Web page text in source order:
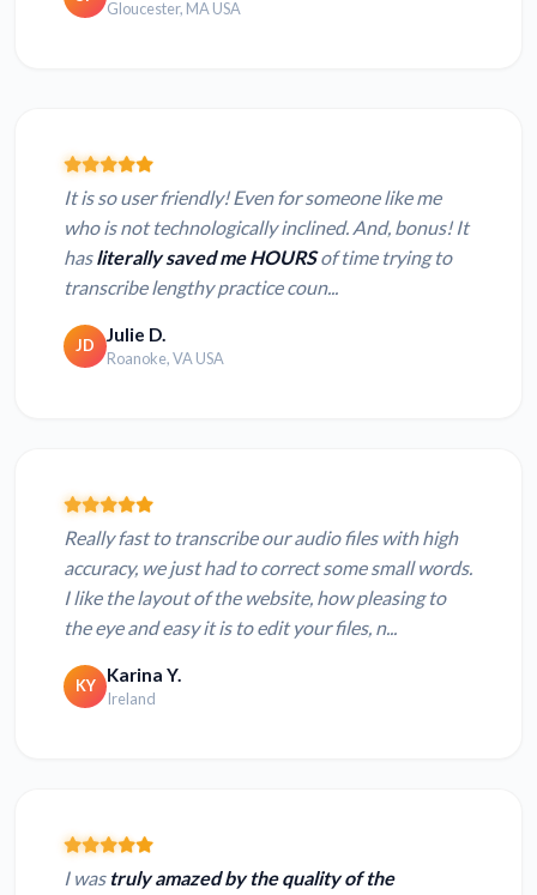
Gloucester, MA USA
It is so user friendly! Even for someone like me
who is not technologically inclined. And, bonus! It
hasliterally saved me HOURSof time trying to
transcribe lengthy practice coun...
JD Julie D.
Roanoke, VA USA
Really fast to transcribe our audio files with high
accuracy, we just had to correct some small words.
I like the layout of the website, how pleasing to
the eye and easy it is to edit your files, n...
KY Karina Y.
Ireland
I was truly amazed by the quality of the